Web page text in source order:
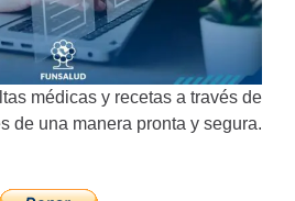
médicas y recetas a través de
de una manera pronta y segura.